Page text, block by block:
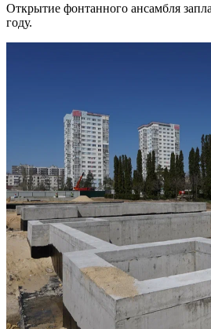
Открытие фонтанного ансамбля
году.